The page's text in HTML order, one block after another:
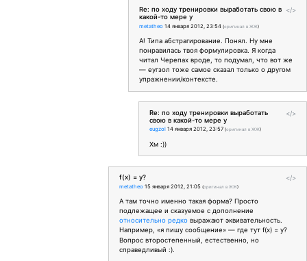
</>
Re: по ходу тренировки выработать свою в
какой-то мере у
metatheo 14 января 2012, 23:54 (оригинал в ЖЖ)
А! Типа абстрагирование. Понял. Ну мне
понравилась твоя формулировка. Я когда
читал Черепах вроде, то подумал, что вот же
— еугзол тоже самое сказал только о другом
упражнении/контексте.
</>
Re: по ходу тренировки выработать
свою в какой-то мере у
eugzol 14 января 2012, 23:57 (оригинал в ЖЖ)
Хм :))
</>
f(x) = y?
metatheo 15 января 2012, 21:05 (оригинал в ЖЖ)
А там точно именно такая форма? Просто
подлежащее и сказуемое с дополнение
относительно редко выражают эквивательность.
Например, «я пишу сообщение» — где тут f(x) = y?
Вопрос второстепенный, естественно, но
справедливый :).